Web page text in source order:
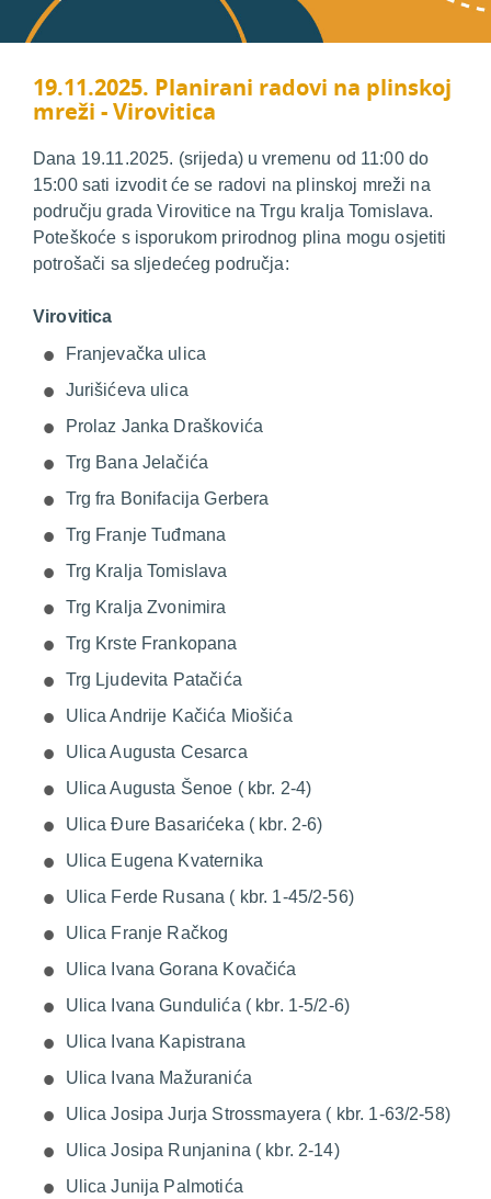
19.11.2025. Planirani radovi na plinskoj
mreži - Virovitica
Dana 19.11.2025. (srijeda) u vremenu od 11:00 do
15:00 sati izvodit će se radovi na plinskoj mreži na
području grada Virovitice na Trgu kralja Tomislava.
Poteškoće s isporukom prirodnog plina mogu osjetiti
potrošači sa sljedećeg područja:
Virovitica
Franjevačka ulica
Jurišićeva ulica
Prolaz Janka Draškovića
Trg Bana Jelačića
Trg fra Bonifacija Gerbera
Trg Franje Tuđmana
Trg Kralja Tomislava
Trg Kralja Zvonimira
Trg Krste Frankopana
Trg Ljudevita Patačića
Ulica Andrije Kačića Miošića
Ulica Augusta Cesarca
Ulica Augusta Šenoe ( kbr. 2-4)
Ulica Đure Basarićeka ( kbr. 2-6)
Ulica Eugena Kvaternika
Ulica Ferde Rusana ( kbr. 1-45/2-56)
Ulica Franje Račkog
Ulica Ivana Gorana Kovačića
Ulica Ivana Gundulića ( kbr. 1-5/2-6)
Ulica Ivana Kapistrana
Ulica Ivana Mažuranića
Ulica Josipa Jurja Strossmayera ( kbr. 1-63/2-58)
Ulica Josipa Runjanina ( kbr. 2-14)
Ulica Junija Palmotića